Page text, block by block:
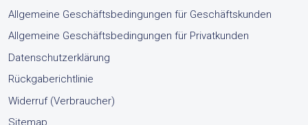
Allgemeine Geschäftsbedingungen für Geschäftskunden
Allgemeine Geschäftsbedingungen für Privatkunden
Datenschutzerklärung
Rückgaberichtlinie
Widerruf (Verbraucher)
Sitemap